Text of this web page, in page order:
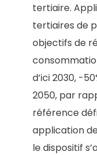
tertiaire.
tertiaires de
objectifs de
d’ici 2030, -
2050, par
référence
application
le dispositif